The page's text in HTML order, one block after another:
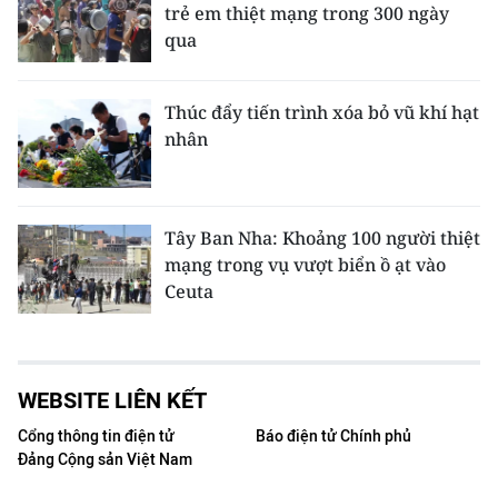
trẻ em thiệt mạng trong 300 ngày
qua
Thúc đẩy tiến trình xóa bỏ vũ khí hạt
nhân
Tây Ban Nha: Khoảng 100 người thiệt
mạng trong vụ vượt biển ồ ạt vào
Ceuta
WEBSITE LIÊN KẾT
Cổng thông tin điện tử
Đảng Cộng sản Việt Nam
Báo điện tử Chính phủ